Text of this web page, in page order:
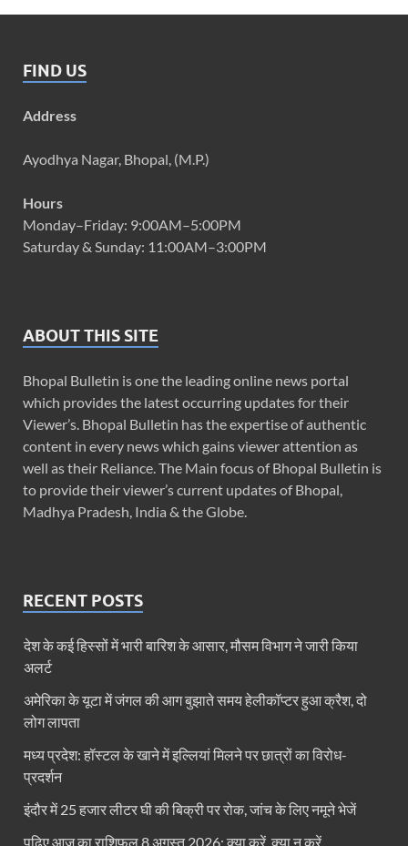
FIND US
Address
Ayodhya Nagar, Bhopal, (M.P.)
Hours
Monday–Friday: 9:00AM–5:00PM
Saturday & Sunday: 11:00AM–3:00PM
ABOUT THIS SITE
Bhopal Bulletin is one the leading online news portal
which provides the latest occurring updates for their
Viewer’s. Bhopal Bulletin has the expertise of authentic
content in every news which gains viewer attention as
well as their Reliance. The Main focus of Bhopal Bulletin is
to provide their viewer’s current updates of Bhopal,
Madhya Pradesh, India & the Globe.
RECENT POSTS
देश के कई हिस्सों में भारी बारिश के आसार, मौसम विभाग ने जारी किया
अलर्ट
अमेरिका के यूटा में जंगल की आग बुझाते समय हेलीकॉप्टर हुआ क्रैश, दो
लोग लापता
मध्य प्रदेश: हॉस्टल के खाने में इल्लियां मिलने पर छात्रों का विरोध-
प्रदर्शन
इंदौर में 25 हजार लीटर घी की बिक्री पर रोक, जांच के लिए नमूने भेजें
पढ़िए आज का राशिफल 8 अगस्त 2026: क्या करें, क्या न करें…